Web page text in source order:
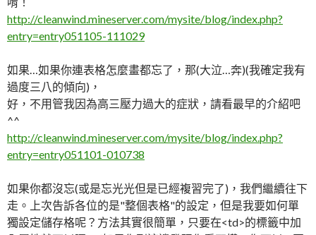
http://cleanwind.mineserver.com/mysite/blog/index.php?
entry=entry051105-111029
如果…如果你連表格怎麼畫都忘了，那(大泣…奔)(我確定我有
過度三八的傾向)，
好，不用管我因為高三壓力過大的症狀，請看最早的介紹吧
^^
http://cleanwind.mineserver.com/mysite/blog/index.php?
entry=entry051101-010738
如果你都沒忘(或是忘光光但是已經複習完了)，我們繼續往下
走。上次告訴各位的是"整個表格"的設定，但是我要如何單
獨設定儲存格呢？方法其實很簡單，只要在<td>的標籤中加